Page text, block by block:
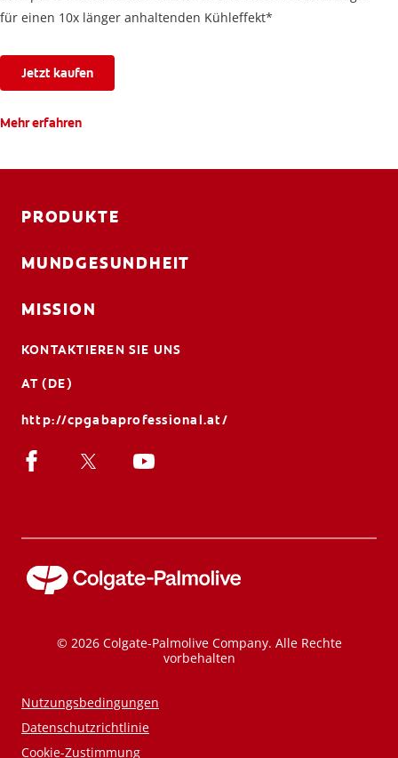
für einen 10x länger anhaltenden Kühleffekt*
Jetzt kaufen
Mehr erfahren
PRODUKTE
MUNDGESUNDHEIT
MISSION
KONTAKTIEREN SIE UNS
AT (DE)
http://cpgabaprofessional.at/
© 2026 Colgate-Palmolive Company. Alle Rechte
vorbehalten
Nutzungsbedingungen
Datenschutzrichtlinie
Cookie-Zustimmung